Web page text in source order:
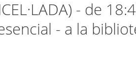
- de
- a la